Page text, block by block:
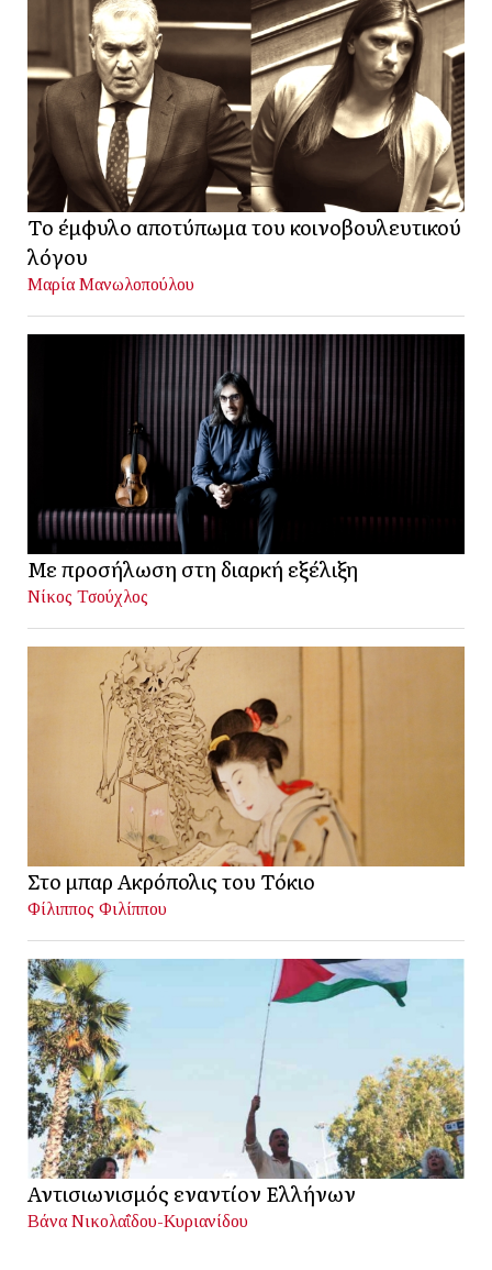
Το έμφυλο αποτύπωμα του κοινοβουλευτικού
λόγου
Μαρία Μανωλοπούλου
Με προσήλωση στη διαρκή εξέλιξη
Νίκος Τσούχλος
Στο μπαρ Ακρόπολις του Τόκιο
Φίλιππος Φιλίππου
Αντισιωνισμός εναντίον Ελλήνων
Βάνα Νικολαΐδου-Κυριανίδου